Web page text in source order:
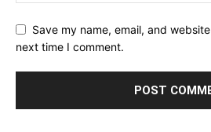
Save my name, email, and
next time I comment.